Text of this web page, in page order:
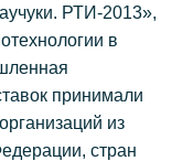
РТИ-2013»,
в
принимали
из
стран